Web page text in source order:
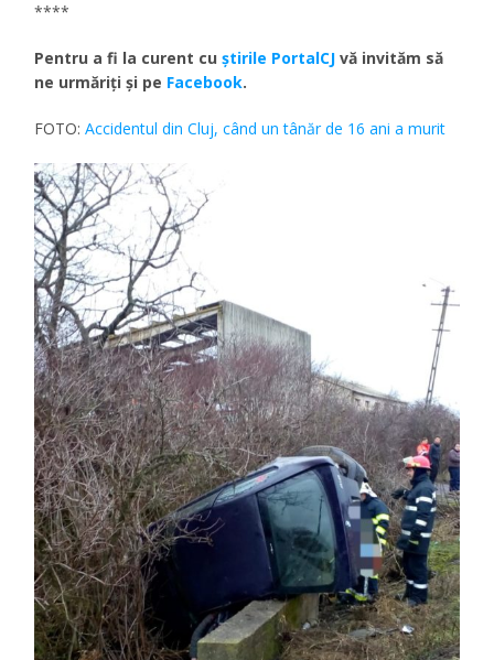
****
Pentru a fi la curent cuştirile PortalCJ vă invităm să
ne urmăriţi şi pe Facebook.
FOTO:Accidentul din Cluj, când un tânăr de 16 ani a murit